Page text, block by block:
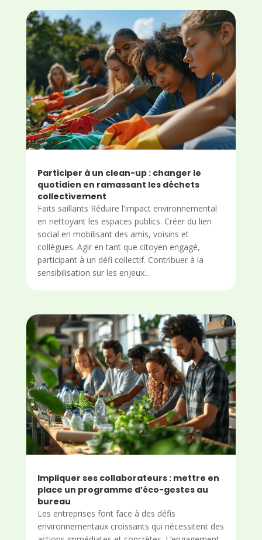
Participer à un clean-up : changer le
quotidien en ramassant les déchets
collectivement
Faits saillants Réduire l'impact environnemental
en nettoyant les espaces publics. Créer du lien
social en mobilisant des amis, voisins et
collègues. Agir en tant que citoyen engagé,
participant à un défi collectif. Contribuer à la
sensibilisation sur les enjeux...
Impliquer ses collaborateurs : mettre en
place un programme d’éco-gestes au
bureau
Les entreprises font face à des défis
environnementaux croissants qui nécessitent des